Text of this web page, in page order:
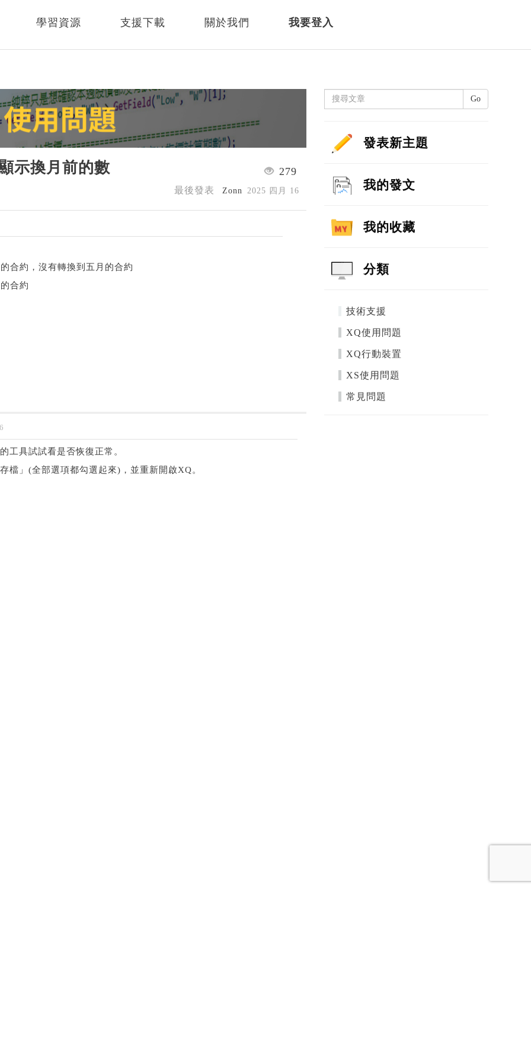
學習資源 支援下載 關於我們 我要登入
示換月前的數 279
最後發表 Zonn 2025 四月 16
合約，沒有轉換到五月的合約
合約
工具試試看是否恢復正常。
檔」(全部選項都勾選起來)，並重新開啟XQ。
Go
發表新主題
我的發文
我的收藏
分類
技術支援
XQ使用問題
XQ行動裝置
XS使用問題
常見問題